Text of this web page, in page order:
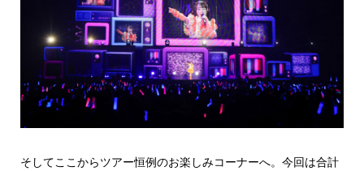
そしてここからツアー恒例のお楽しみコーナーへ。今回は合計